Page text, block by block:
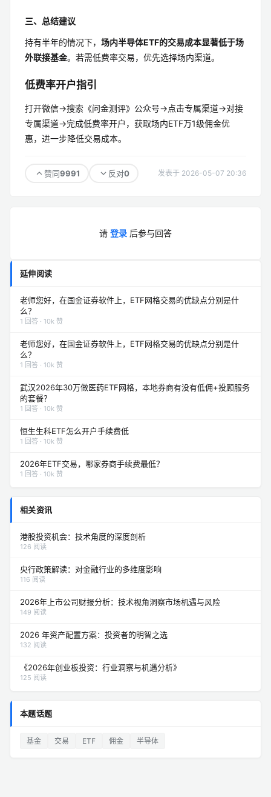
三、总结建议
持有半年的情况下， 场内半导体ETF的交易成本显著低于场
外联接基金。若需低费率交易，优先选择场内渠道。
低费率开户指引
打开微信→搜索《问金测评》公众号→点击专属渠道→对接
专属渠道→完成低费率开户，获取场内ETF万1级佣金优
惠，进一步降低交易成本。
赞同9991 反对0 发表于 2026-05-07 20:36
请 登录 后参与回答
延伸阅读
老师您好，在国金证券软件上，ETF网格交易的优缺点分别是什
么？
1 回答 · 10k 赞
老师您好，在国金证券软件上，ETF网格交易的优缺点分别是什
么？
1 回答 · 10k 赞
武汉2026年30万做医药ETF网格，本地券商有没有低佣+投顾服务
的套餐？
1 回答 · 10k 赞
恒生生科ETF怎么开户手续费低
1 回答 · 10k 赞
2026年ETF交易，哪家券商手续费最低？
1 回答 · 10k 赞
相关资讯
港股投资机会：技术角度的深度剖析
126 阅读
央行政策解读：对金融行业的多维度影响
116 阅读
2026年上市公司财报分析：技术视角洞察市场机遇与风险
149 阅读
2026 年资产配置方案：投资者的明智之选
132 阅读
《2026年创业板投资：行业洞察与机遇分析》
125 阅读
本题话题
基金 交易 ETF 佣金 半导体